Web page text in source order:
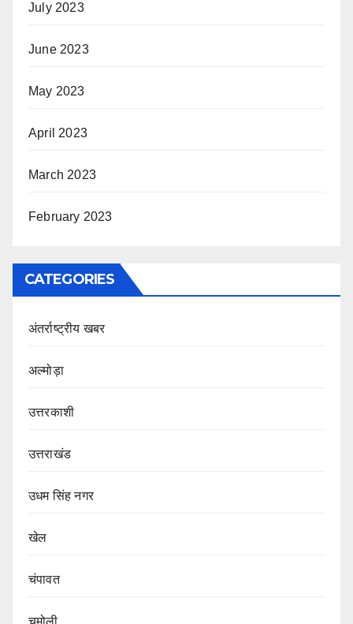
July 2023
June 2023
May 2023
April 2023
March 2023
February 2023
CATEGORIES
अंतर्राष्ट्रीय खबर
अल्मोड़ा
उत्तरकाशी
उत्तराखंड
उधम सिंह नगर
खेल
चंपावत